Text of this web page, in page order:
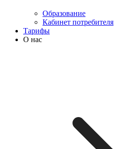
Образование
Кабинет потребителя
Тарифы
О нас